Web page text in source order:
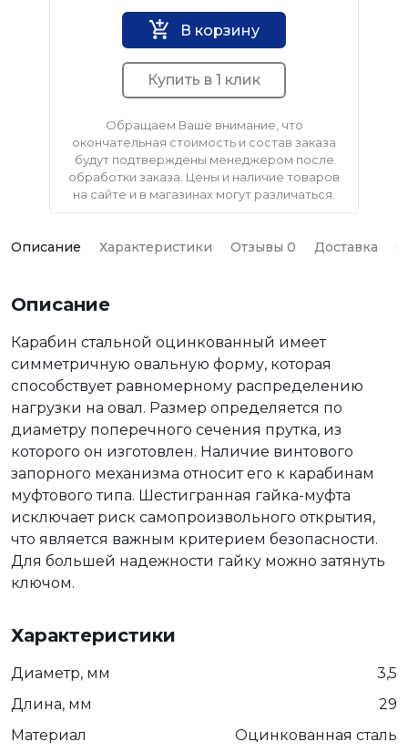
В корзину
Купить в 1 клик
Обращаем Ваше внимание, что
окончательная стоимость и состав заказа
будут подтверждены менеджером после
обработки заказа. Цены и наличие товаров
на сайте и в магазинах могут различаться.
Описание Характеристики Отзывы 0 Доставка
Описание
Карабин стальной оцинкованный имеет
симметричную овальную форму, которая
способствует равномерному распределению
нагрузки на овал. Размер определяется по
диаметру поперечного сечения прутка, из
которого он изготовлен. Наличие винтового
запорного механизма относит его к карабинам
муфтового типа. Шестигранная гайка-муфта
исключает риск самопроизвольного открытия,
что является важным критерием безопасности.
Для большей надежности гайку можно затянуть
ключом.
Характеристики
Диаметр, мм
3,5
Длина, мм
29
Материал
Оцинкованная сталь